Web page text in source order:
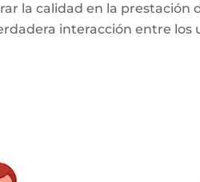
la calidad en la prestación
interacción entre los